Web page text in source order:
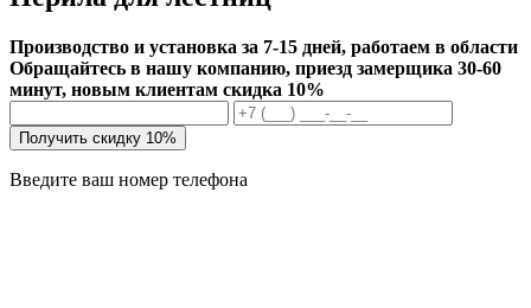
Производство и установка за 7-15 дней, работаем в области
Обращайтесь в нашу компанию, приезд замерщика 30-60
минут, новым клиентам скидка 10%
Получить скидку 10%
Введите ваш номер телефона